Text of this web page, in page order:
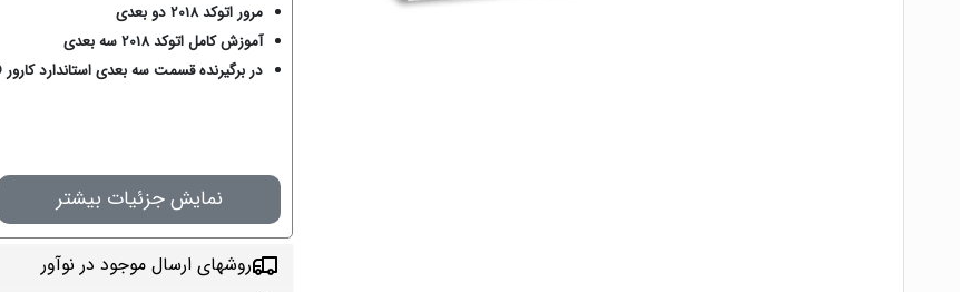
مرور اتوکد 2018 دو بعدی
آموزش کامل اتوکد 2018 سه بعدی
در برگیرنده قسمت سه بعدی استاندارد کارور AUTOCAD «سازمان آموزش فنی و حرفه‌ای»
نمایش جزئیات بیشتر
روشهای ارسال موجود در نوآور